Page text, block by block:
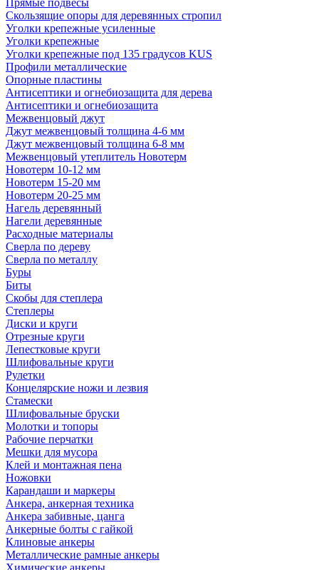
Прямые подвесы
Скользящие опоры для деревянных стропил
Уголки крепежные усиленные
Уголки крепежные
Уголки крепежные под 135 градусов KUS
Профили металлические
Опорные пластины
Антисептики и огнебиозащита для дерева
Антисептики и огнебиозащита
Межвенцовый джут
Джут межвенцовый толщина 4-6 мм
Джут межвенцовый толщина 6-8 мм
Межвенцовый утеплитель Новотерм
Новотерм 10-12 мм
Новотерм 15-20 мм
Новотерм 20-25 мм
Нагель деревянный
Нагели деревянные
Расходные материалы
Сверла по дереву
Сверла по металлу
Буры
Биты
Скобы для степлера
Степлеры
Диски и круги
Отрезные круги
Лепестковые круги
Шлифовальные круги
Рулетки
Концелярские ножи и лезвия
Стамески
Шлифовальные бруски
Молотки и топоры
Рабочие перчатки
Мешки для мусора
Клей и монтажная пена
Ножовки
Карандаши и маркеры
Анкера, анкерная техника
Анкера забивные, цанга
Анкерные болты с гайкой
Клиновые анкеры
Металлические рамные анкеры
Химические анкеры